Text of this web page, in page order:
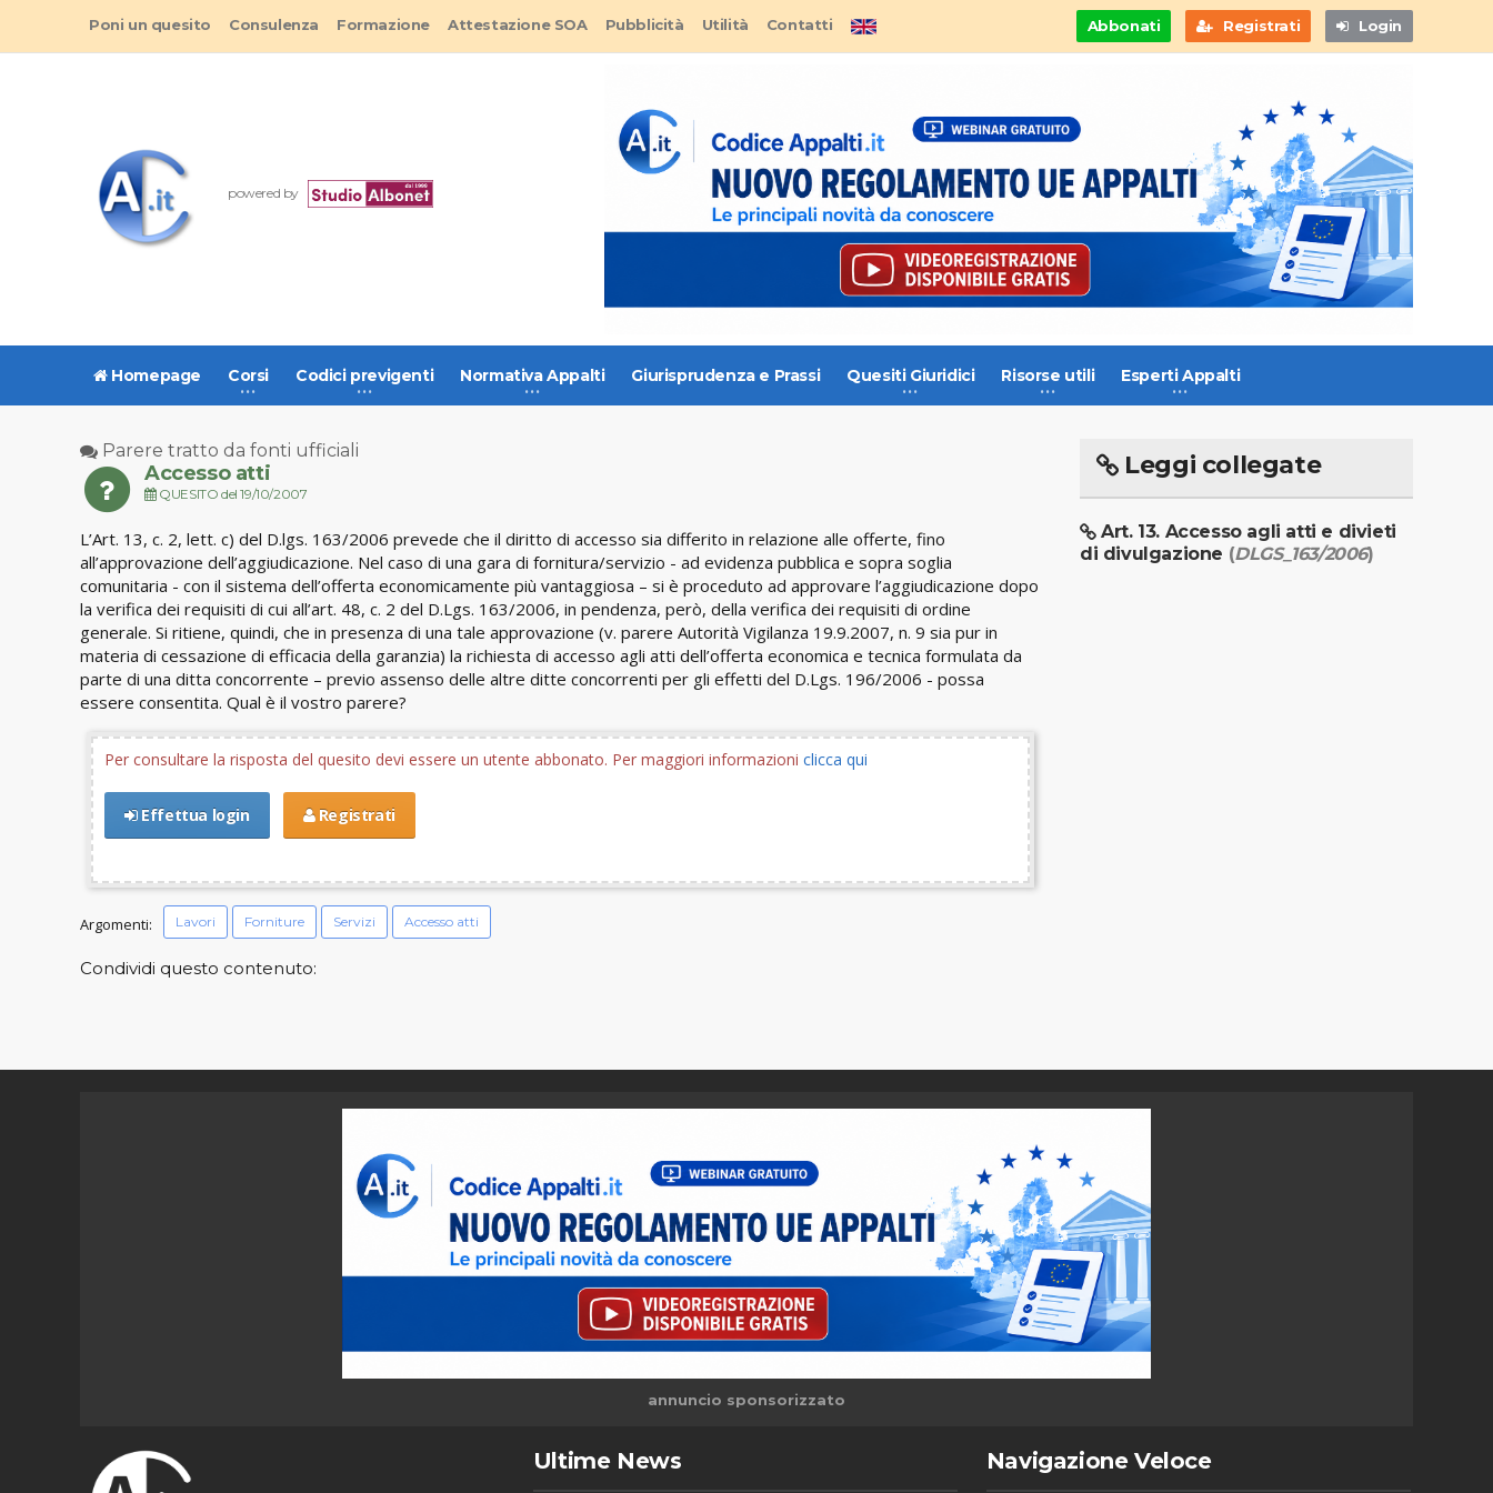
Abbonati Registrati Login
Poni un quesito Consulenza Formazione Attestazione SOA Pubblicità Utilità Contatti
powered by
Homepage Corsi Codici previgenti Normativa Appalti Giurisprudenza e Prassi Quesiti Giuridici Risorse utili Esperti Appalti
Parere tratto da fonti ufficiali
Accesso atti
QUESITO del 19/10/2007
L’Art. 13, c. 2, lett. c) del D.lgs. 163/2006 prevede che il diritto di accesso sia differito in relazione alle offerte, fino
all’approvazione dell’aggiudicazione. Nel caso di una gara di fornitura/servizio - ad evidenza pubblica e sopra soglia
comunitaria - con il sistema dell’offerta economicamente più vantaggiosa – si è proceduto ad approvare l’aggiudicazione dopo
la verifica dei requisiti di cui all’art. 48, c. 2 del D.Lgs. 163/2006, in pendenza, però, della verifica dei requisiti di ordine
generale. Si ritiene, quindi, che in presenza di una tale approvazione (v. parere Autorità Vigilanza 19.9.2007, n. 9 sia pur in
materia di cessazione di efficacia della garanzia) la richiesta di accesso agli atti dell’offerta economica e tecnica formulata da
parte di una ditta concorrente – previo assenso delle altre ditte concorrenti per gli effetti del D.Lgs. 196/2006 - possa
essere consentita. Qual è il vostro parere?
Per consultare la risposta del quesito devi essere un utente abbonato. Per maggiori informazioni clicca qui
Effettua login Registrati
Argomenti: Lavori Forniture Servizi Accesso atti
Condividi questo contenuto:
Leggi collegate
Art. 13. Accesso agli atti e divieti
di divulgazione (DLGS_163/2006)
annuncio sponsorizzato
Ultime News Navigazione Veloce